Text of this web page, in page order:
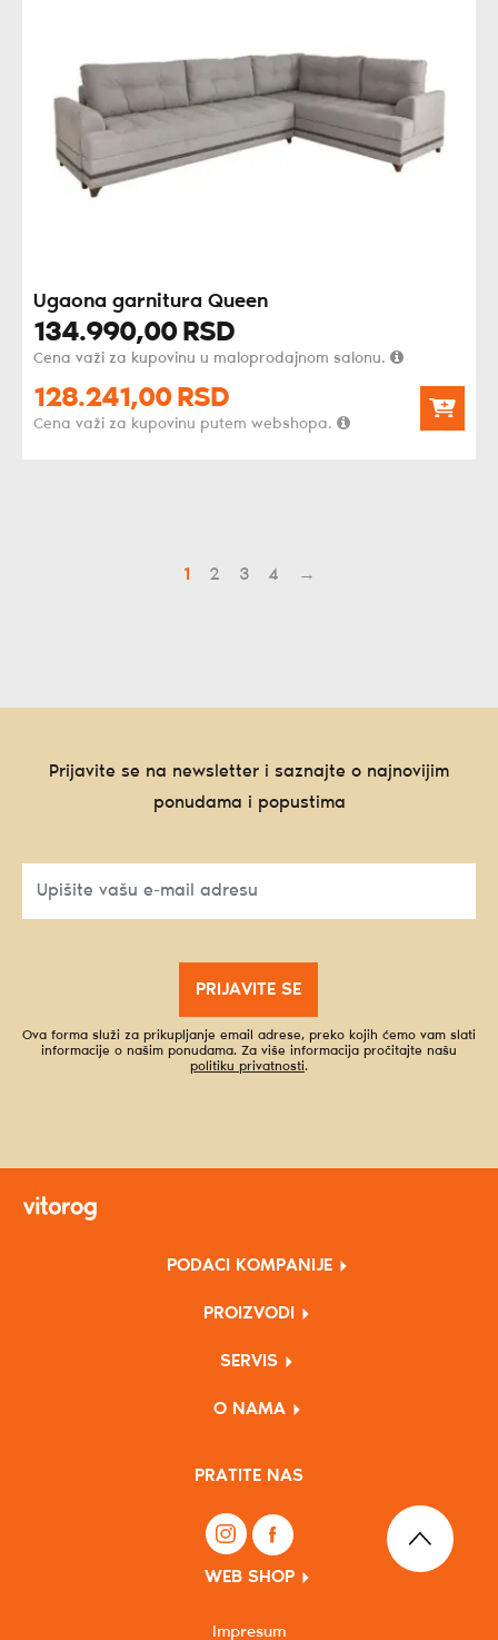
Ugaona garnitura Queen
134.990,00 RSD
Cena važi za kupovinu u maloprodajnom salonu.
128.241,00 RSD
Cena važi za kupovinu putem webshopa.
1 2 3 4 →
Prijavite se na newsletter i saznajte o najnovijim
ponudama i popustima
PRIJAVITE SE
Ova forma služi za prikupljanje email adrese, preko kojih ćemo vam slati
informacije o našim ponudama. Za više informacija pročitajte našu
politiku privatnosti.
PODACI KOMPANIJE
PROIZVODI
SERVIS
O NAMA
PRATITE NAS
WEB SHOP
Impresum